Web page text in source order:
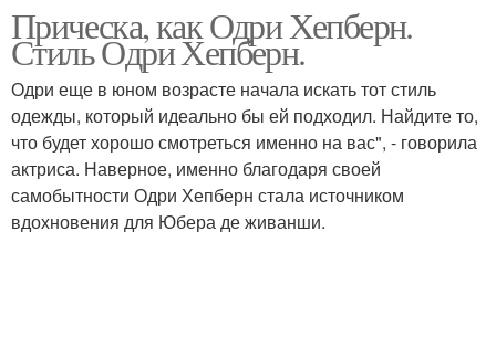
Прическа, как Одри Хепберн.
Стиль Одри Хепберн.
Одри еще в юном возрасте начала искать тот стиль
одежды, который идеально бы ей подходил. Найдите то,
что будет хорошо смотреться именно на вас", - говорила
актриса. Наверное, именно благодаря своей
самобытности Одри Хепберн стала источником
вдохновения для Юбера де живанши.